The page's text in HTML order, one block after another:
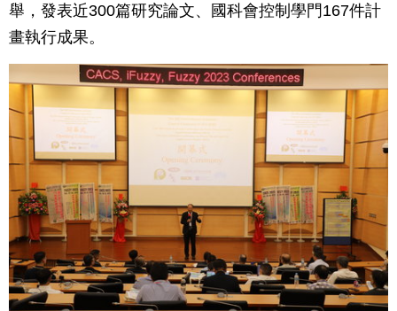
舉，發表近300篇研究論文、國科會控制學門167件計
畫執行成果。